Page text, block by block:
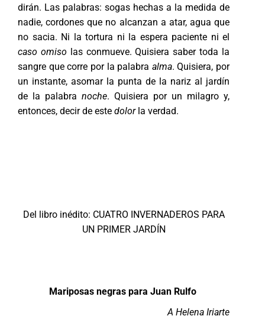
dirán. Las palabras: sogas hechas a la medida de
nadie, cordones que no alcanzan a atar, agua que
no sacia. Ni la tortura ni la espera paciente ni el
caso omiso las conmueve. Quisiera saber toda la
sangre que corre por la palabra alma. Quisiera, por
un instante, asomar la punta de la nariz al jardín
de la palabra noche. Quisiera por un milagro y,
entonces, decir de este dolor la verdad.
Del libro inédito: CUATRO INVERNADEROS PARA
UN PRIMER JARDÍN
Mariposas negras para Juan Rulfo
A Helena Iriarte